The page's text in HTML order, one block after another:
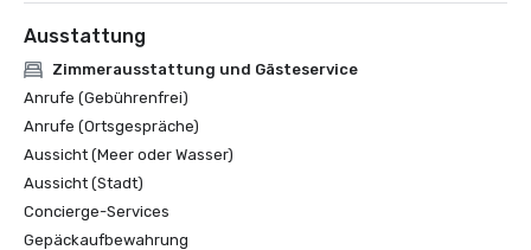
Ausstattung
Zimmerausstattung und Gästeservice
Anrufe (Gebührenfrei)
Anrufe (Ortsgespräche)
Aussicht (Meer oder Wasser)
Aussicht (Stadt)
Concierge-Services
Gepäckaufbewahrung